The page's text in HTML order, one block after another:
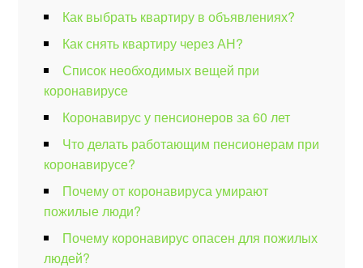
Как выбрать квартиру в объявлениях?
Как снять квартиру через АН?
Список необходимых вещей при
коронавирусе
Коронавирус у пенсионеров за 60 лет
Что делать работающим пенсионерам при
коронавирусе?
Почему от коронавируса умирают
пожилые люди?
Почему коронавирус опасен для пожилых
людей?